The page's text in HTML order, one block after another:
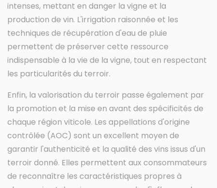
intenses, mettant en danger la vigne et la
production de vin. L'irrigation raisonnée et les
techniques de récupération d'eau de pluie
permettent de préserver cette ressource
indispensable à la vie de la vigne, tout en respectant
les particularités du terroir.
Enfin, la valorisation du terroir passe également par
la promotion et la mise en avant des spécificités de
chaque région viticole. Les appellations d'origine
contrôlée (AOC) sont un excellent moyen de
garantir l'authenticité et la qualité des vins issus d'un
terroir donné. Elles permettent aux consommateurs
de reconnaître les caractéristiques propres à